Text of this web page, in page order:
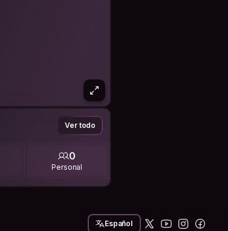
Ver todo
0
Personal
Español